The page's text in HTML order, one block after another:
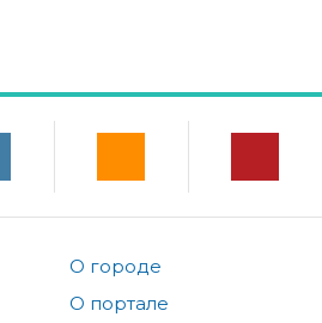
О городе
О портале